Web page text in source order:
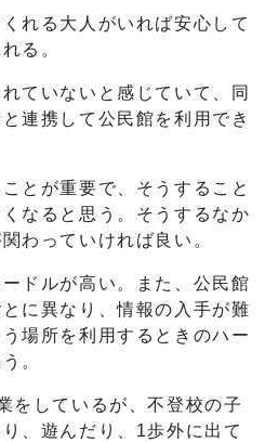
れる大人がいれば安心して
る。
ていないと感じていて、同
連携して公民館を利用でき
とが重要で、そうすること
なると思う。そうするなか
わっていければ良い。
ドルが高い。また、公民館
に異なり、情報の入手が難
場所を利用するときのハー
。
をしているが、不登校の子
、遊んだり、1歩外に出て